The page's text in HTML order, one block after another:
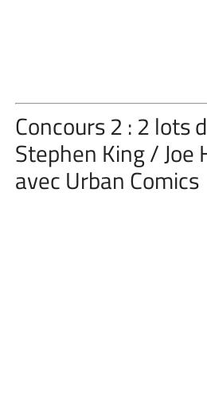
Concours 2 : 2 lots
Stephen King / Joe
avec Urban Comics